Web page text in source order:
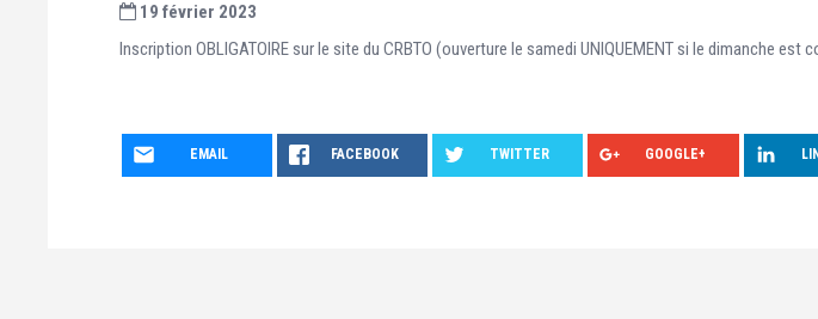
19 février 2023
Inscription OBLIGATOIRE sur le site du CRBTO (ouverture le samedi UNIQUEMENT si le dimanche est
EMAIL FACEBOOK TWITTER GOOGLE+